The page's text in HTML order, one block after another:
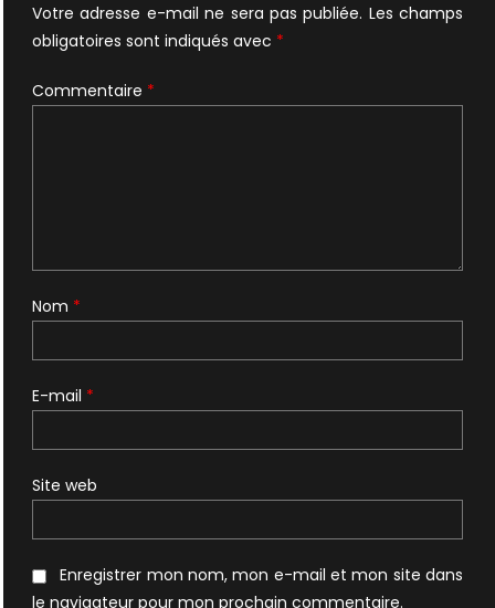
Votre adresse e-mail ne sera pas publiée. Les champs
obligatoires sont indiqués avec *
Commentaire *
Nom *
E-mail *
Site web
Enregistrer mon nom, mon e-mail et mon site dans
le navigateur pour mon prochain commentaire.